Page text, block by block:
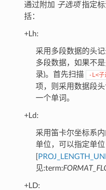
通过附加 子选项指定标
括：
+Lh:
采用多段数据的头
多段数据，如果不
录)。首先扫描
-L<子
项，则采用数据段
一个单词。
+Ld:
采用笛卡尔坐标系
单位，可以指定单位
见:term:
+LD: